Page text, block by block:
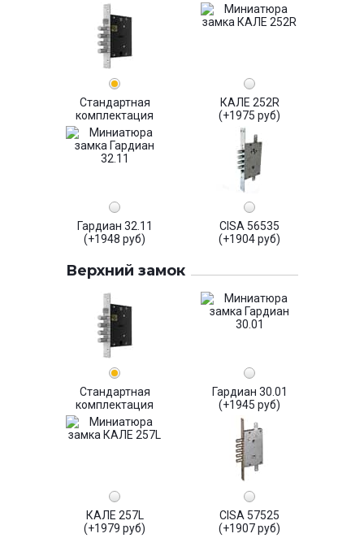
Стандартная
комплектация
КАЛЕ 252R
(+1975 руб)
Гардиан 32.11
(+1948 руб)
CISA 56535
(+1904 руб)
Верхний замок
Стандартная
комплектация
Гардиан 30.01
(+1945 руб)
КАЛЕ 257L
(+1979 руб)
CISA 57525
(+1907 руб)